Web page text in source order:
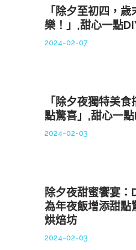
「除夕至初四，
樂！」,甜心一點
2024-02-07
「除夕夜獨特美
點驚喜」,甜心一
2024-02-03
除夕夜甜蜜饗宴：
為年夜飯增添甜點
烘焙坊
2024-02-03